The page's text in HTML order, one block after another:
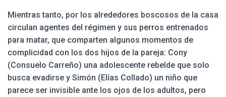
Mientras tanto, por los alrededores boscosos de la casa
circulan agentes del régimen y sus perros entrenados
para matar, que comparten algunos momentos de
complicidad con los dos hijos de la pareja: Cony
(Consuelo Carreño) una adolescente rebelde que solo
busca evadirse y Simón (Elías Collado) un niño que
parece ser invisible ante los ojos de los adultos, pero